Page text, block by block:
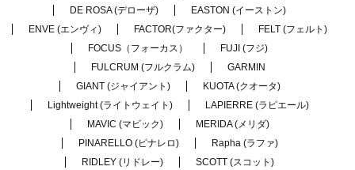
DE ROSA (デローザ)
EASTON (イーストン)
ENVE (エンヴィ)
FACTOR(ファクター)
FELT (フェルト)
FOCUS（フォーカス）
FUJI (フジ)
FULCRUM (フルクラム)
GARMIN
GIANT (ジャイアント)
KUOTA (クオータ)
Lightweight (ライトウェイト)
LAPIERRE (ラピエール)
MAVIC (マビック)
MERIDA (メリダ)
PINARELLO (ピナレロ)
Rapha (ラファ)
RIDLEY (リドレー)
SCOTT (スコット)